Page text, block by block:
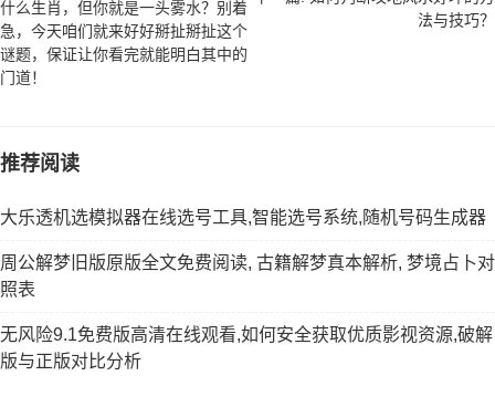
什么生肖，但你就是一头雾水？别着
急，今天咱们就来好好掰扯掰扯这个
谜题，保证让你看完就能明白其中的
门道！
法与技巧？
推荐阅读
大乐透机选模拟器在线选号工具,智能选号系统,随机号码生成器
周公解梦旧版原版全文免费阅读, 古籍解梦真本解析, 梦境占卜对
照表
无风险9.1免费版高清在线观看,如何安全获取优质影视资源,破解
版与正版对比分析